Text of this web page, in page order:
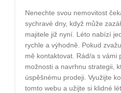
Nenechte svou nemovitost
sychravé dny, když může
majitele již nyní. Léto nabízí
rychle a výhodně. Pokud
mě kontaktovat. Rád/a s vámi
možnosti a navrhnu strategii,
úspěšnému prodeji. Využijte
tomto webu a užijte si klidné